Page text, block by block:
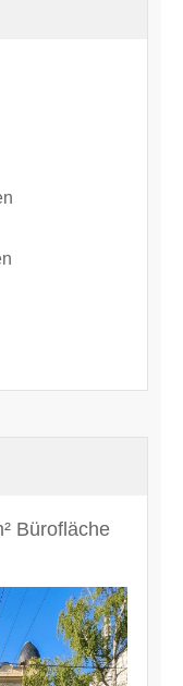
Bürofläche